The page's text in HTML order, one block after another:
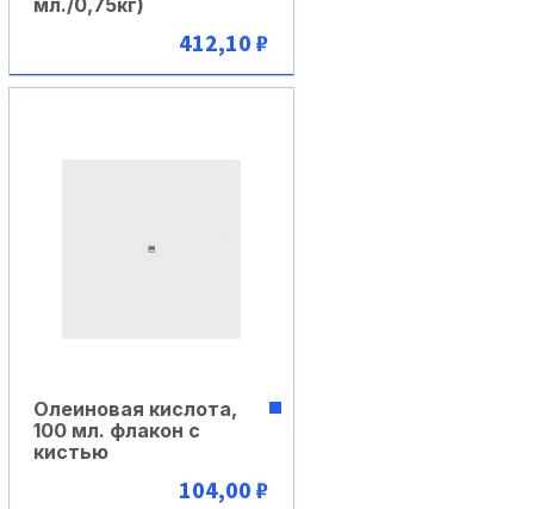
В корзину
412,10 ₽
Олеиновая кислота,
100 мл. флакон с
кистью
104,00 ₽